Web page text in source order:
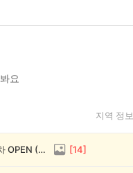
요
지역 정보
전원 1,000캐시! 🥳 우리 동네 썰전 14회차 OPEN (~8/17) [14]